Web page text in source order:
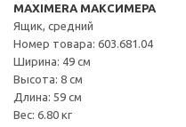
MAXIMERA МАКСИМЕРА
Ящик, средний
Номер товара: 603.681.04
Ширина: 49 см
Высота: 8 см
Длина: 59 см
Вес: 6.80 кг